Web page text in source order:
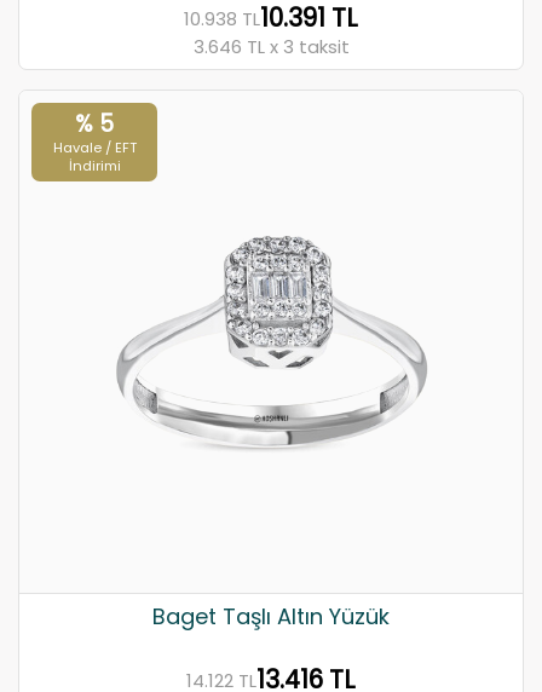
10.938 TL10.391 TL
3.646 TL x 3 taksit
% 5
Havale / EFT
İndirimi
Baget Taşlı Altın Yüzük
14.122 TL13.416 TL